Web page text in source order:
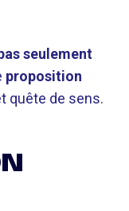
seulement
proposition
quête de sens.